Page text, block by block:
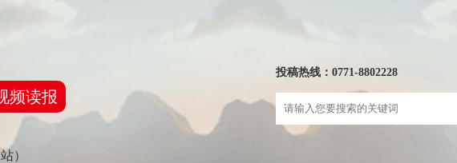
频读报
）
投稿热线：0771-8802228